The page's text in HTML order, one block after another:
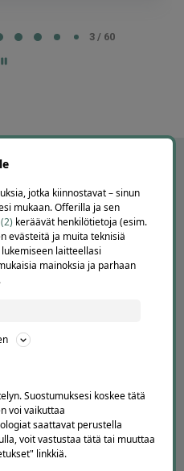
3 / 60
jotka kiinnostavat – sinun
mukaan. Offerilla ja sen
keräävät henkilötietoja (esim.
evästeitä ja muita teknisiä
laitteellasi
mainoksia ja parhaan
Suostumuksesi koskee tätä
voi vaikuttaa
saattavat perustella
voit vastustaa tätä tai muuttaa
linkkiä.